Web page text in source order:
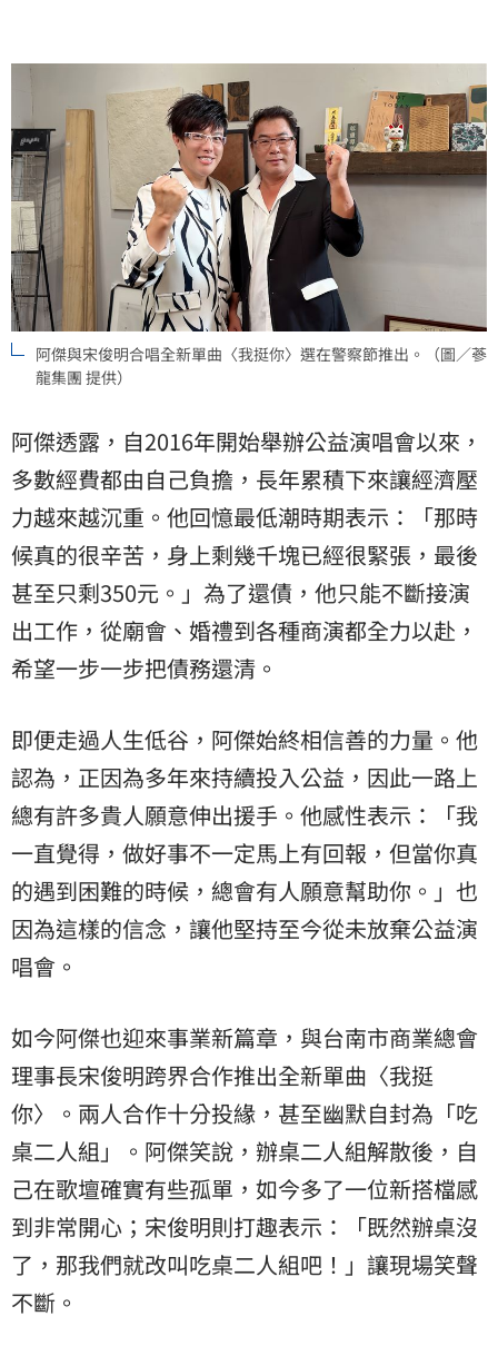
阿傑與宋俊明合唱全新單曲〈我挺你〉選在警察節推出。（圖／蔘
龍集團 提供）
阿傑透露，自2016年開始舉辦公益演唱會以來，
多數經費都由自己負擔，長年累積下來讓經濟壓
力越來越沉重。他回憶最低潮時期表示：「那時
候真的很辛苦，身上剩幾千塊已經很緊張，最後
甚至只剩350元。」為了還債，他只能不斷接演
出工作，從廟會、婚禮到各種商演都全力以赴，
希望一步一步把債務還清。
即便走過人生低谷，阿傑始終相信善的力量。他
認為，正因為多年來持續投入公益，因此一路上
總有許多貴人願意伸出援手。他感性表示：「我
一直覺得，做好事不一定馬上有回報，但當你真
的遇到困難的時候，總會有人願意幫助你。」也
因為這樣的信念，讓他堅持至今從未放棄公益演
唱會。
如今阿傑也迎來事業新篇章，與台南市商業總會
理事長宋俊明跨界合作推出全新單曲〈我挺
你〉。兩人合作十分投緣，甚至幽默自封為「吃
桌二人組」。阿傑笑說，辦桌二人組解散後，自
己在歌壇確實有些孤單，如今多了一位新搭檔感
到非常開心；宋俊明則打趣表示：「既然辦桌沒
了，那我們就改叫吃桌二人組吧！」讓現場笑聲
不斷。